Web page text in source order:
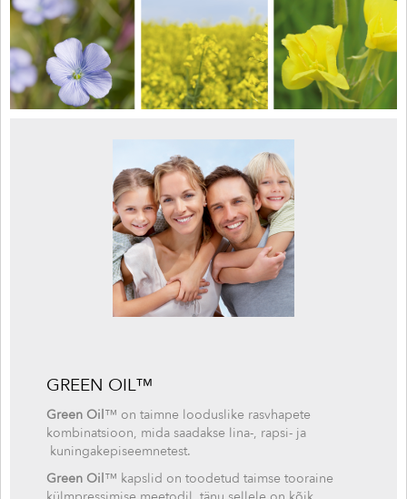
GREEN OIL™
Green Oil™ on taimne looduslike rasvhapete
kombinatsioon, mida saadakse lina-, rapsi- ja
kuningakepiseemnetest.
Green Oil™ kapslid on toodetud taimse tooraine